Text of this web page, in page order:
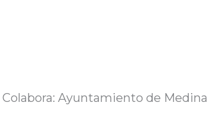
Ayuntamiento de Medina